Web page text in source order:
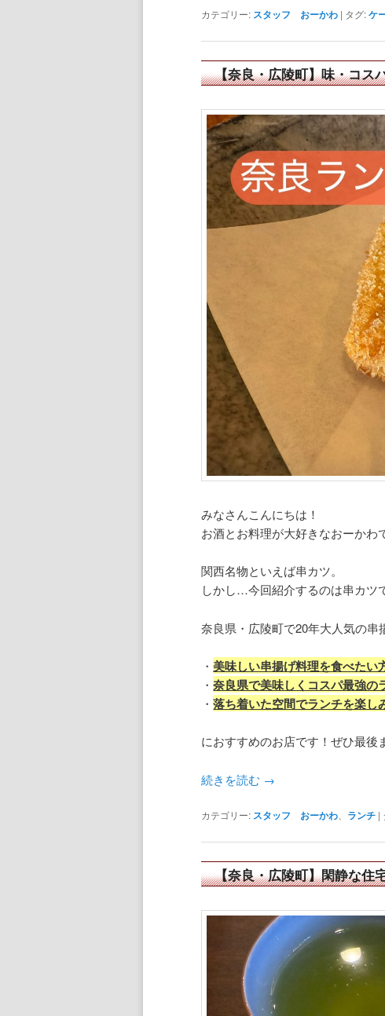
カテゴリー: スタッフ おーかわ | タグ: ケ
【奈良・広陵町】味・コス
みなさんこんにちは！
お酒とお料理が大好きなおーかわ
関西名物といえば串カツ。
しかし…今回紹介するのは串カツ
奈良県・広陵町で20年大人気の串
・美味しい串揚げ料理を食べたい
・奈良県で美味しくコスパ最強の
・落ち着いた空間でランチを楽し
におすすめのお店です！ぜひ最後
続きを読む →
カテゴリー: スタッフ おーかわ ランチ |
【奈良・広陵町】閑静な住